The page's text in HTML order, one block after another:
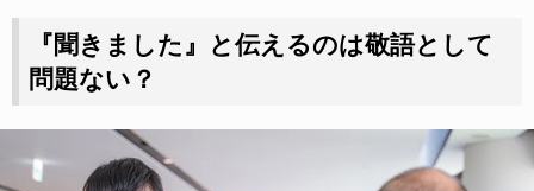
『聞きました』と伝えるのは敬語として
問題ない？